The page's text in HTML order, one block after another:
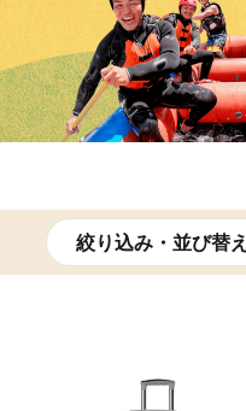
絞り込み・並び替え